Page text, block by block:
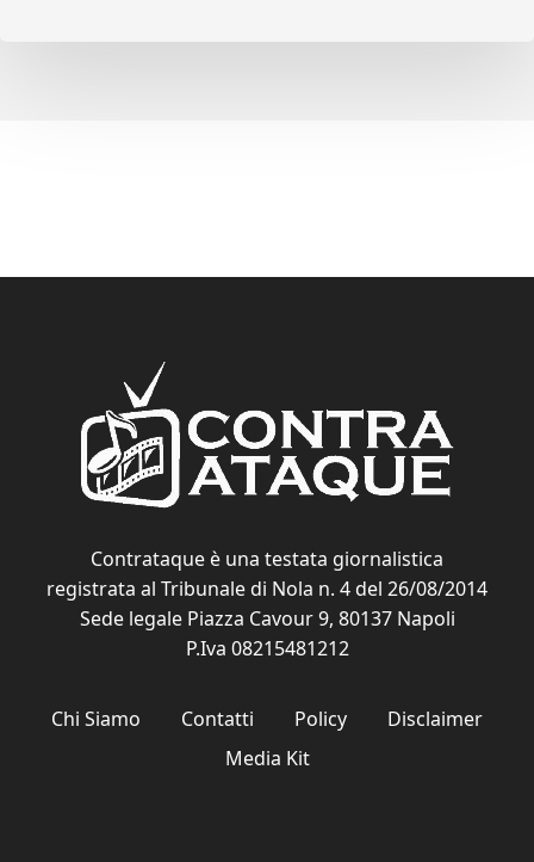
Contrataque è una testata giornalistica
registrata al Tribunale di Nola n. 4 del 26/08/2014
Sede legale Piazza Cavour 9, 80137 Napoli
P.Iva 08215481212
Chi Siamo Contatti Policy
Disclaimer
Media Kit